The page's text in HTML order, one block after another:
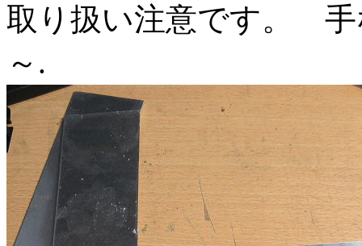
取り扱い注意です。 手
～.